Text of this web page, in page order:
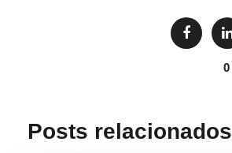
0
Posts relacionados